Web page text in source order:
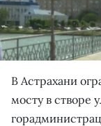
В Астрахани
мосту в створе